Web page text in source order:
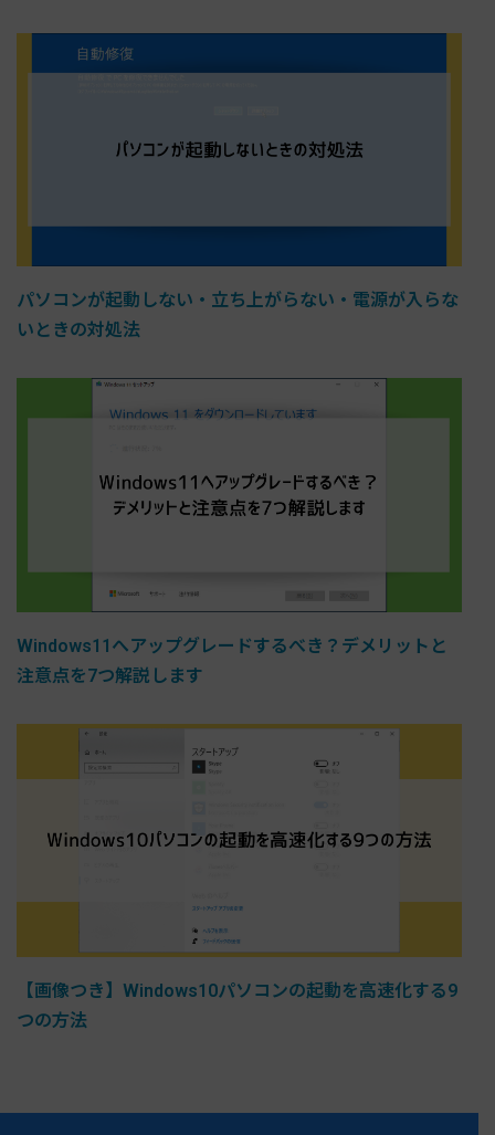
パソコンが起動しない・立ち上がらない・電源が入らな
いときの対処法
Windows11へアップグレードするべき？デメリットと
注意点を7つ解説します
【画像つき】Windows10パソコンの起動を高速化する9
つの方法